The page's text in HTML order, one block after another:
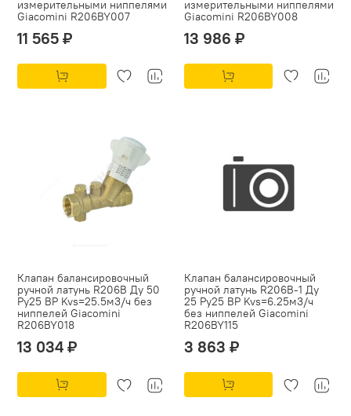
измерительными ниппелями
Giacomini R206BY007
11 565 ₽
измерительными ниппелями
Giacomini R206BY008
13 986 ₽
Клапан балансировочный
ручной латунь R206B Ду 50
Ру25 ВР Kvs=25.5м3/ч без
ниппелей Giacomini
R206BY018
13 034 ₽
Клапан балансировочный
ручной латунь R206B-1 Ду
25 Ру25 ВР Kvs=6.25м3/ч
без ниппелей Giacomini
R206BY115
3 863 ₽